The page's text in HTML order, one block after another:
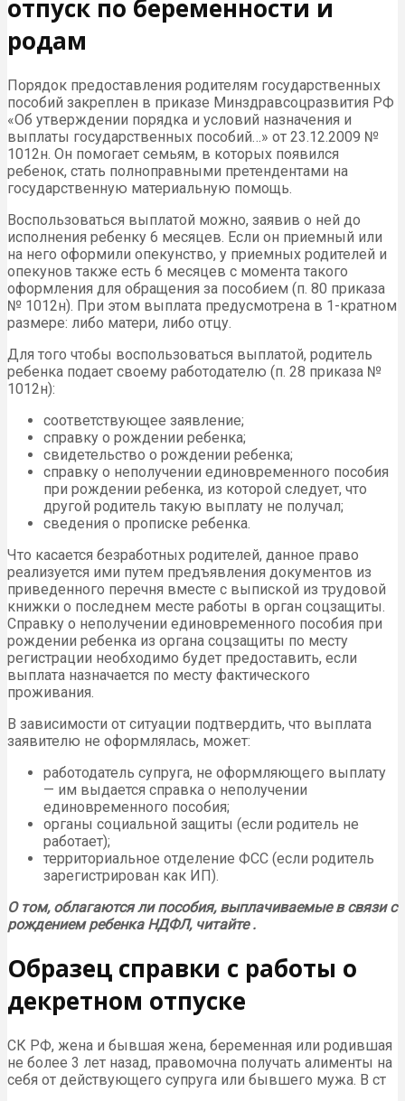
отпуск по беременности и
родам
Порядок предоставления родителям государственных
пособий закреплен в приказе Минздравсоцразвития РФ
«Об утверждении порядка и условий назначения и
выплаты государственных пособий…» от 23.12.2009 №
1012н. Он помогает семьям, в которых появился
ребенок, стать полноправными претендентами на
государственную материальную помощь.
Воспользоваться выплатой можно, заявив о ней до
исполнения ребенку 6 месяцев. Если он приемный или
на него оформили опекунство, у приемных родителей и
опекунов также есть 6 месяцев с момента такого
оформления для обращения за пособием (п. 80 приказа
№ 1012н). При этом выплата предусмотрена в 1-кратном
размере: либо матери, либо отцу.
Для того чтобы воспользоваться выплатой, родитель
ребенка подает своему работодателю (п. 28 приказа №
1012н):
соответствующее заявление;
справку о рождении ребенка;
свидетельство о рождении ребенка;
справку о неполучении единовременного пособия
при рождении ребенка, из которой следует, что
другой родитель такую выплату не получал;
сведения о прописке ребенка.
Что касается безработных родителей, данное право
реализуется ими путем предъявления документов из
приведенного перечня вместе с выпиской из трудовой
книжки о последнем месте работы в орган соцзащиты.
Справку о неполучении единовременного пособия при
рождении ребенка из органа соцзащиты по месту
регистрации необходимо будет предоставить, если
выплата назначается по месту фактического
проживания.
В зависимости от ситуации подтвердить, что выплата
заявителю не оформлялась, может:
работодатель супруга, не оформляющего выплату
— им выдается справка о неполучении
единовременного пособия;
органы социальной защиты (если родитель не
работает);
территориальное отделение ФСС (если родитель
зарегистрирован как ИП).
О том, облагаются ли пособия, выплачиваемые в связи с
рождением ребенка НДФЛ, читайте .
Образец справки с работы о
декретном отпуске
СК РФ, жена и бывшая жена, беременная или родившая
не более 3 лет назад, правомочна получать алименты на
себя от действующего супруга или бывшего мужа. В ст